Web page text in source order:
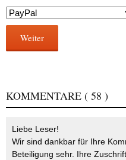
Weiter
KOMMENTARE ( 58 )
Liebe Leser!
Wir sind dankbar für Ihre
Beteiligung sehr. Ihre